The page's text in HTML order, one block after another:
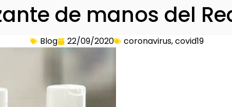
de manos del
Blog 22/09/2020 coronavirus,covid19